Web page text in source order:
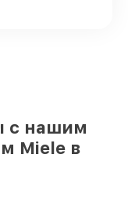
с нашим
Miele в